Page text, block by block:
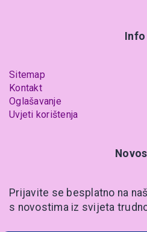
Info
Sitemap
Kontakt
Oglašavanje
Uvjeti korištenja
Prijavite se besplatno na
s novostima iz svijeta